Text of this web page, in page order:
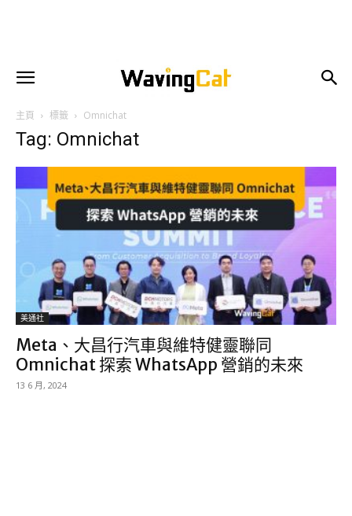
主頁 標籤 Omnichat
Tag: Omnichat
美通社
Meta、大昌行汽車與維特健靈聯同
Omnichat 探索 WhatsApp 營銷的未來
13 6 月, 2024